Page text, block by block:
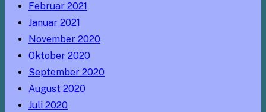
Februar 2021
Januar 2021
November 2020
Oktober 2020
September 2020
August 2020
Juli 2020